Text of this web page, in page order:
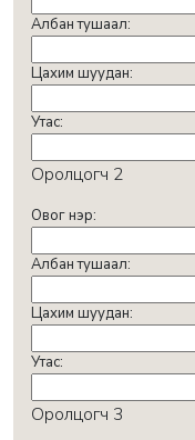
Албан тушаал:
Цахим шуудан:
Утас:
Оролцогч 2
Овог нэр:
Албан тушаал:
Цахим шуудан:
Утас:
Оролцогч 3